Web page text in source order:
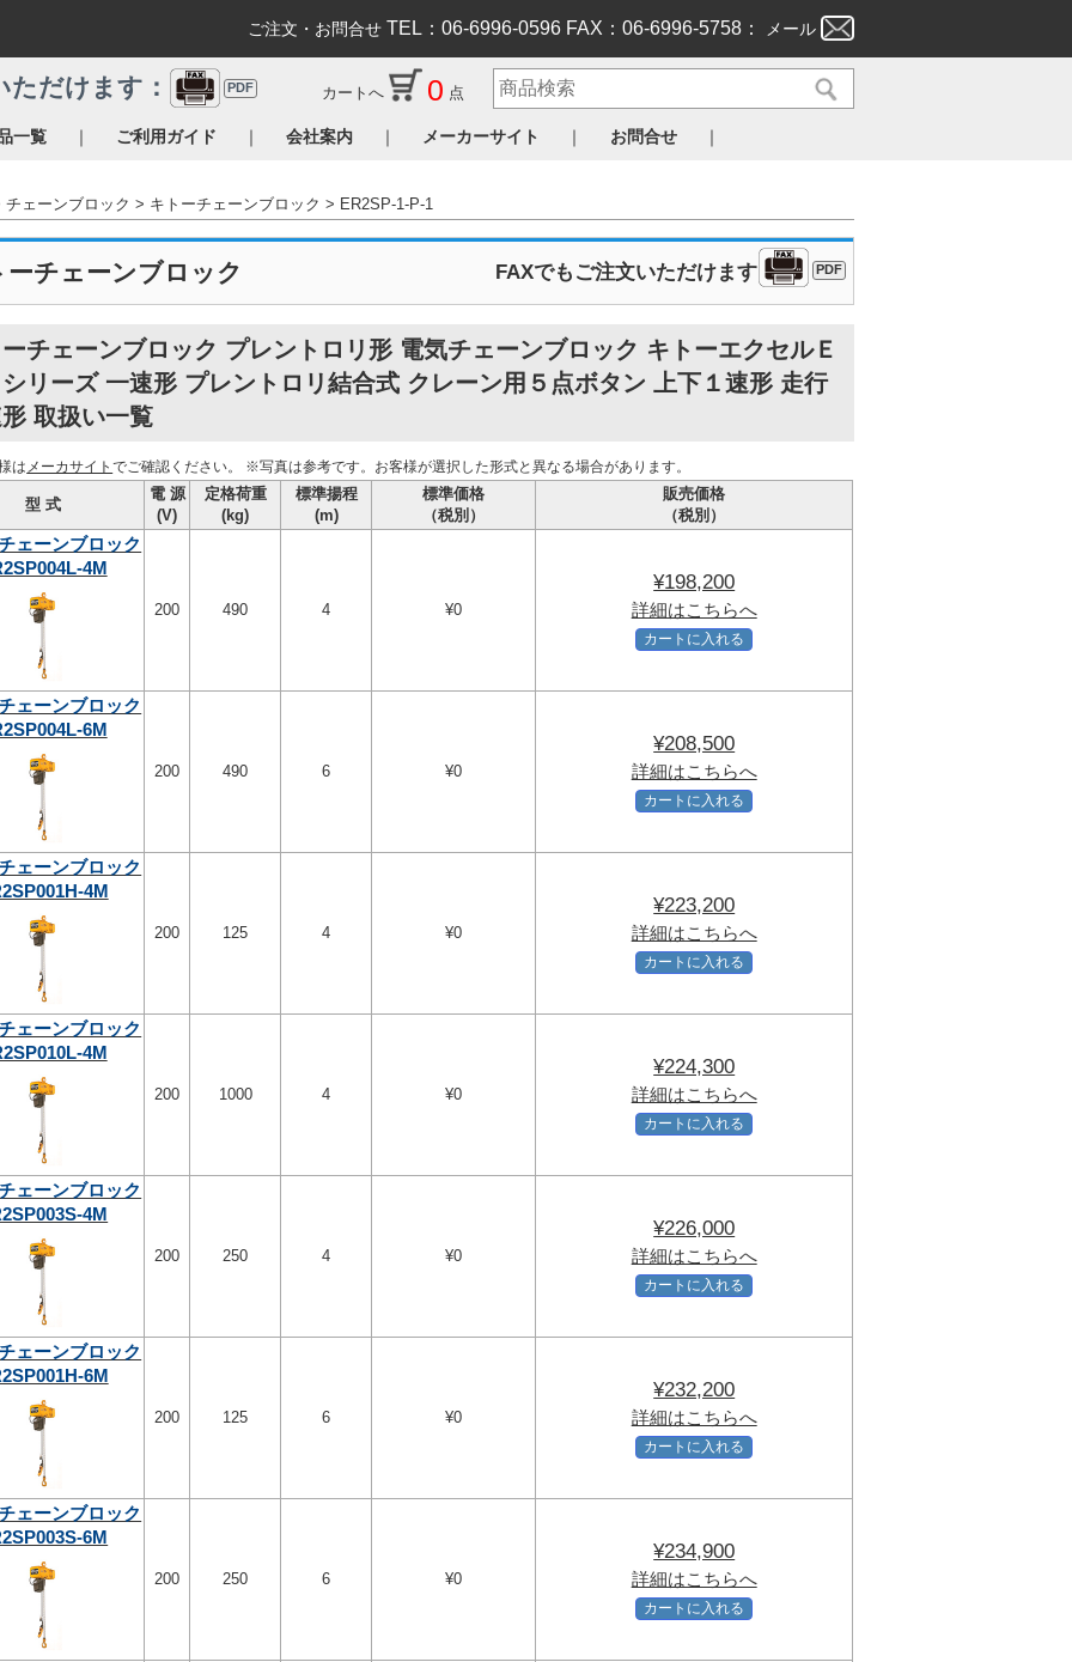
ご注文・お問合せ TEL：06-6996-0596 FAX：06-6996-5758： メール
一覧 ｜ ご利用ガイド ｜ 会社案内 ｜ メーカーサイト ｜ お問合せ ｜
だけます： PDF カートへ 0 点
チェーンブロック キトーチェーンブロック ER2SP-1-P-1
ーチェーンブロック FAXでもご注文いただけます PDF
チェーンブロック プレントロリ形 電気チェーンブロック キトーエクセルＥ
シリーズ 一速形 プレントロリ結合式 クレーン用５点ボタン 上下１速形 走行
形 取扱い一覧
は メーカサイトでご確認ください。 ※写真は参考です。お客様が選択した形式と異なる場合があります。
型 式
電 源
(V)
定格荷重
(kg)
標準揚程
(m)
標準価格
（税別）
販売価格
（税別）
ェーンブロック
4M
200 490 4 ¥0
¥198,200
詳細はこちらへ
カートに入れる
ェーンブロック
6M
200 490 6 ¥0
¥208,500
詳細はこちらへ
カートに入れる
ェーンブロック
4M
200 125 4 ¥0
¥223,200
詳細はこちらへ
カートに入れる
ェーンブロック
4M
200 1000 4 ¥0
¥224,300
詳細はこちらへ
カートに入れる
ェーンブロック
4M
200 250 4 ¥0
¥226,000
詳細はこちらへ
カートに入れる
ェーンブロック
6M
200 125 6 ¥0
¥232,200
詳細はこちらへ
カートに入れる
ェーンブロック
6M
200 250 6 ¥0
¥234,900
詳細はこちらへ
カートに入れる